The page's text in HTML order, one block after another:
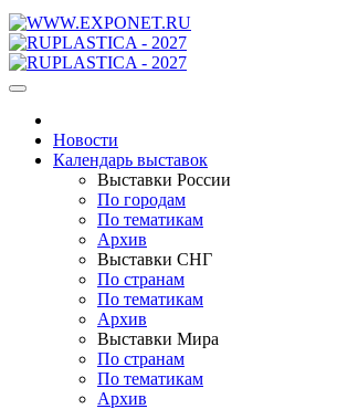
Новости
Календарь выставок
Выставки России
По городам
По тематикам
Архив
Выставки СНГ
По странам
По тематикам
Архив
Выставки Мира
По странам
По тематикам
Архив